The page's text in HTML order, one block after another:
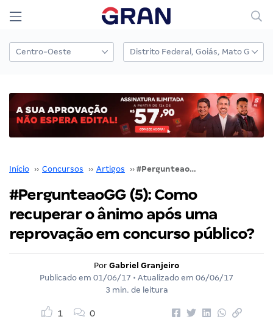
Início ›› Concursos ›› Artigos ›› #PergunteaoGG (5): Como recuperar o ânimo após uma reprovação em concurso público?
#PergunteaoGG (5): Como
recuperar o ânimo após uma
reprovação em concurso público?
Por Gabriel Granjeiro
Publicado em 01/06/17 • Atualizado em 06/06/17
3 min. de leitura
1 0